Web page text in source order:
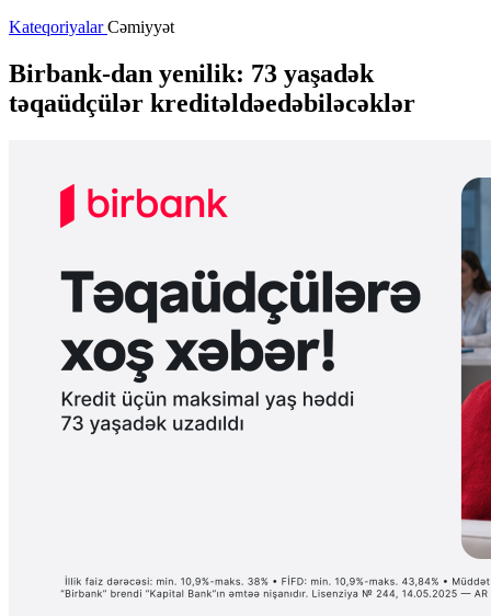
KateqoriyalarCəmiyyət
Birbank-dan yenilik: 73 yaşadək
təqaüdçülər kreditəldəedəbiləcəklər